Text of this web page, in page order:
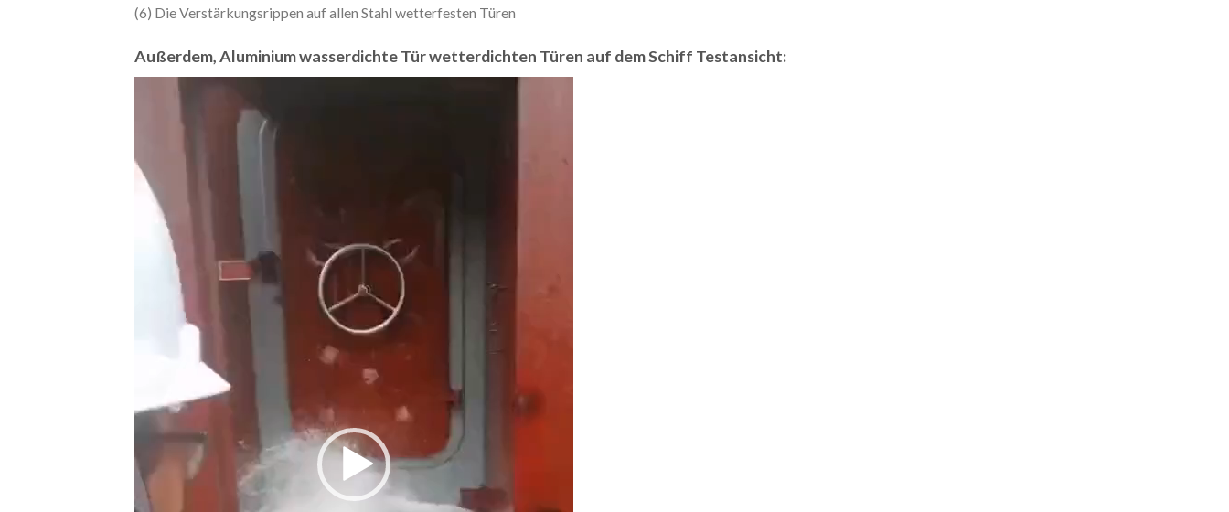
(6) Die Verstärkungsrippen auf allen Stahl wetterfesten Türen
Außerdem, Aluminium wasserdichte Tür wetterdichten Türen auf dem Schiff Testansicht: